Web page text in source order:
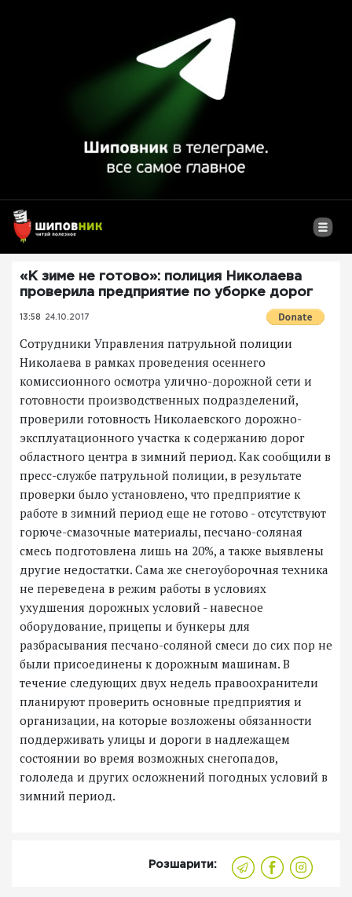
«К зиме не готово»: полиция Николаева
проверила предприятие по уборке дорог
13:58 24.10.2017
Сотрудники Управления патрульной полиции
Николаева в рамках проведения осеннего
комиссионного осмотра улично-дорожной сети и
готовности производственных подразделений,
проверили готовность Николаевского дорожно-
эксплуатационного участка к содержанию дорог
областного центра в зимний период. Как сообщили в
пресс-службе патрульной полиции, в результате
проверки было установлено, что предприятие к
работе в зимний период еще не готово - отсутствуют
горюче-смазочные материалы, песчано-соляная
смесь подготовлена ​​лишь на 20%, а также выявлены
другие недостатки. Сама же снегоуборочная техника
не переведена в режим работы в условиях
ухудшения дорожных условий - навесное
оборудование, прицепы и бункеры для
разбрасывания песчано-соляной смеси до сих пор не
были присоединены к дорожным машинам. В
течение следующих двух недель правоохранители
планируют проверить основные предприятия и
организации, на которые возложены обязанности
поддерживать улицы и дороги в надлежащем
состоянии во время возможных снегопадов,
гололеда и других осложнений погодных условий в
зимний период.
Розшарити: